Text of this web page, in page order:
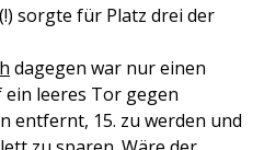
sorgte für Platz drei der
dagegen war nur einen
leeres Tor gegen
entfernt, 15. zu werden und